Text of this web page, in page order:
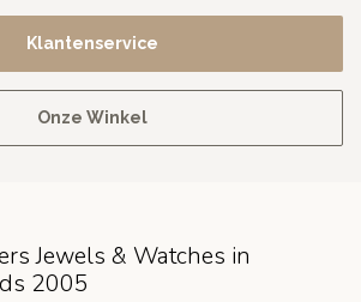
Klantenservice
Onze Winkel
Jewels & Watches in
2005